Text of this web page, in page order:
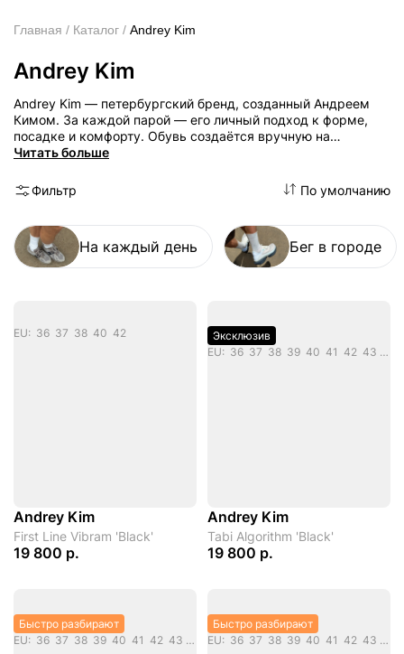
Главная Каталог Andrey Kim
Andrey Kim
Andrey Kim — петербургский бренд, созданный Андреем
Кимом. За каждой парой — его личный подход к форме,
посадке и комфорту. Обувь создаётся вручную на
собственном производстве: форма, лекала, посадка,
проходит через личный контроль основателя. Философия
бренда — честный, выверенный минимализм. Пары
Бренд следует принципу: мы делаем только то, что сами
будем носить — удобную, продуманную и эстетичную
обувь на каждый день.
Читать больше
Фильтр По умолчанию
На каждый день Бег в городе
EU: 36 37 38 40 42
Andrey Kim
First Line Vibram 'Black'
19 800 р.
Эксклюзив
EU: 36 37 38 39 40 41 42 43 44 45 46 47 48
Andrey Kim
Tabi Algorithm 'Black'
19 800 р.
Быстро разбирают
EU: 36 37 38 39 40 41 42 43 44 45
Быстро разбирают
EU: 36 37 38 39 40 41 42 43 44 45 46 47 48